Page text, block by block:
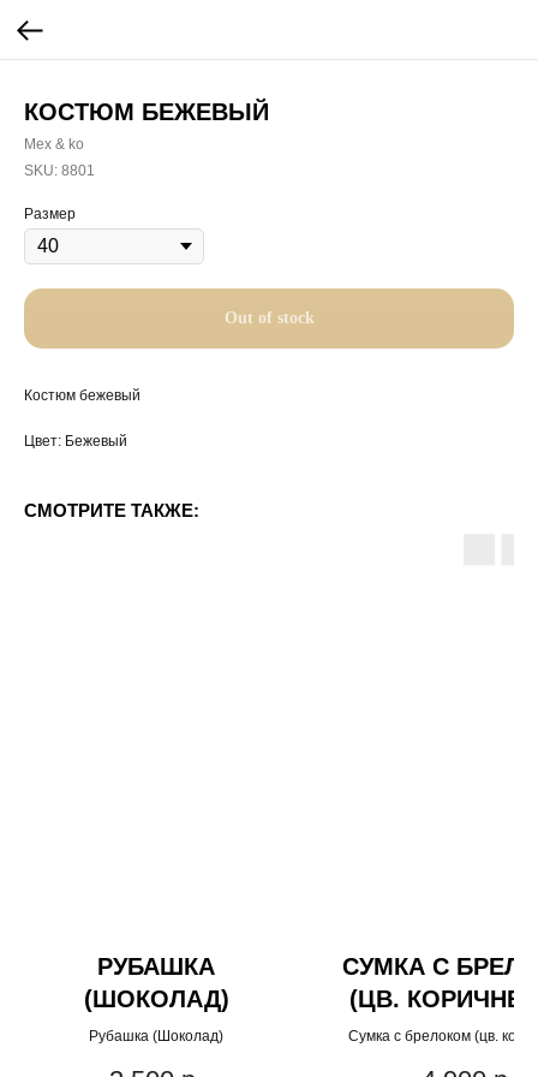
КОСТЮМ БЕЖЕВЫЙ
Mex & ko
SKU: 8801
Размер
Out of stock
Костюм бежевый
Цвет: Бежевый
СМОТРИТЕ ТАКЖЕ:
РУБАШКА
(ШОКОЛАД)
Рубашка (Шоколад)
СУМКА С
(ЦВ.
UGG
Сумка с брелоком (цв.